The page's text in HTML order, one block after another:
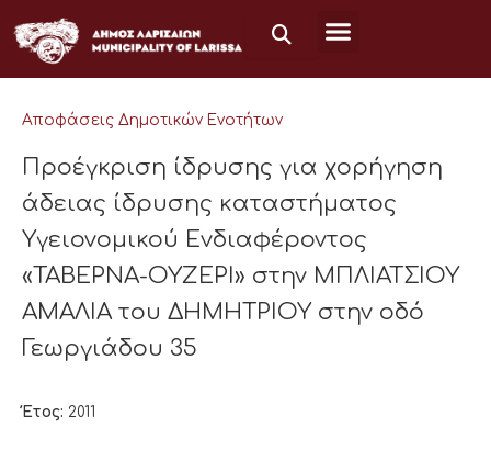
στο
περιεχόμενο
Αποφάσεις Δημοτικών Ενοτήτων
Προέγκριση ίδρυσης για χορήγηση
άδειας ίδρυσης καταστήματος
Υγειονομικού Ενδιαφέροντος
«ΤΑΒΕΡΝΑ-ΟΥΖΕΡΙ» στην ΜΠΛΙΑΤΣΙΟΥ
ΑΜΑΛΙΑ του ΔΗΜΗΤΡΙΟΥ στην οδό
Γεωργιάδου 35
Έτος: 2011